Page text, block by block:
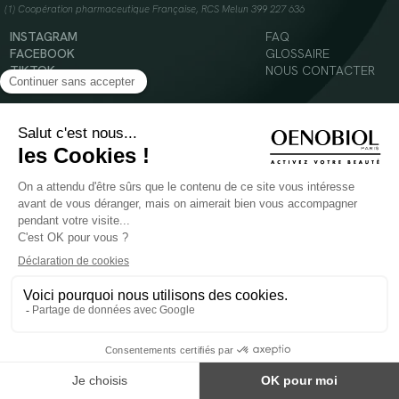
(1) Coopération pharmaceutique Française, RCS Melun 399 227 636
INSTAGRAM
FACEBOOK
TIKTOK
YOUTUBE
FAQ
GLOSSAIRE
NOUS CONTACTER
© 2024 Oenobiol Paris
Mentions légales
Politique en matière de cookies
POUR VOTRE SANTÉ, MANGEZ AU MOINS CINQ FRUITS ET LÉGUMES PAR JOUR -
Les complément alimentaires doivent être utilisés dans le cadre d'un mode de vie sain et
ne pas être utilisés comme substituts d'un régimes alimentaire varié et équilibré.